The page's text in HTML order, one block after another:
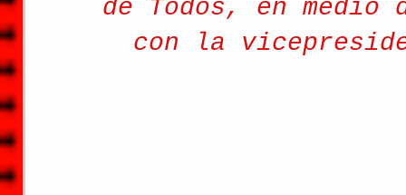
de Todos, en
con la